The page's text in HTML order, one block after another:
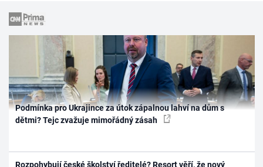
Podmínka pro Ukrajince za útok zápalnou lahví na dům s
dětmi? Tejc zvažuje mimořádný zásah
Rozpohybují české školství ředitelé? Resort věří, že nový